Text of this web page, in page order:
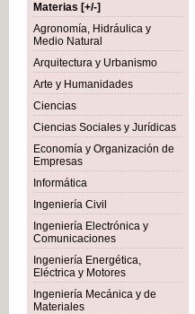
Materias [+/-]
Agronomía, Hidráulica y
Medio Natural
Arquitectura y Urbanismo
Arte y Humanidades
Ciencias
Ciencias Sociales y Jurídicas
Economía y Organización de
Empresas
Informática
Ingeniería Civil
Ingeniería Electrónica y
Comunicaciones
Ingeniería Energética,
Eléctrica y Motores
Ingeniería Mecánica y de
Materiales